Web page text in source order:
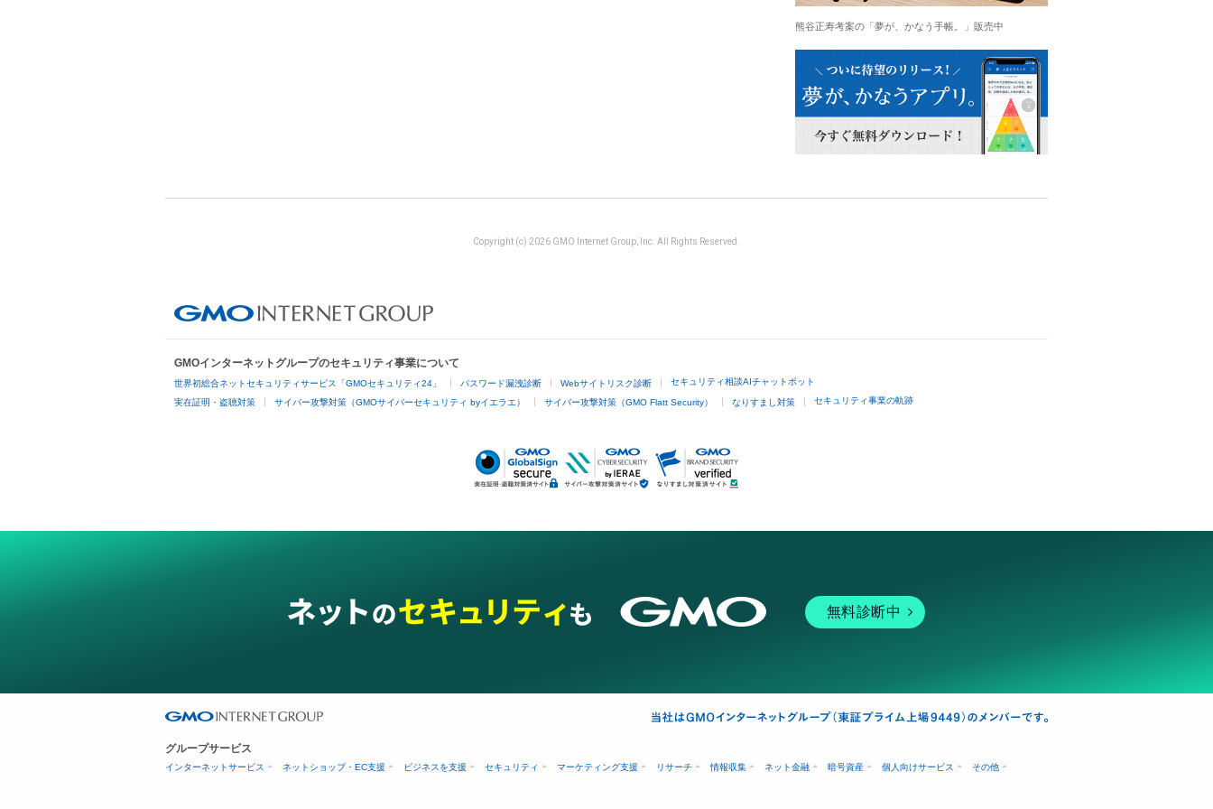
熊谷正寿考案の「夢が、かなう手帳。」販売中
Copyright (c) 2026 GMO Internet Group, Inc. All Rights Reserved.
GMOインターネットグループのセキュリティ事業について
世界初総合ネットセキュリティサービス「GMOセキュリティ24」 パスワード漏洩診断 Webサイトリスク診断 セキュリティ相談AIチャットボット
実在証明・盗聴対策 サイバー攻撃対策（GMOサイバーセキュリティ byイエラエ） サイバー攻撃対策（GMO Flatt Security） なりすまし対策 セキュリティ事業の軌跡
無料診断中
グループサービス
インターネットサービス ネットショップ・EC支援 ビジネスを支援 セキュリティ マーケティング支援 リサーチ 情報収集 ネット金融 暗号資産 個人向けサービス その他